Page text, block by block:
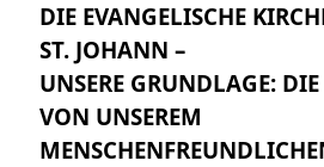
DIE EVANGELISCHE
ST. JOHANN –
UNSERE GRUNDLAGE:
VON UNSEREM